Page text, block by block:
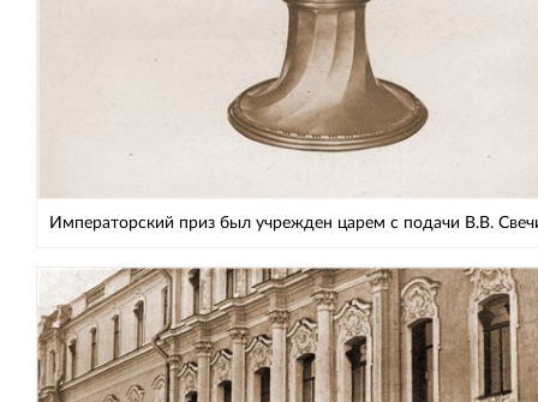
Императорский приз был учрежден царем с подачи В.В.